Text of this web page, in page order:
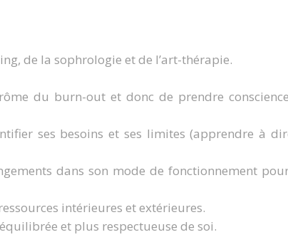
de la sophrologie et de l’art-thérapie.
du burn-out et donc de prendre
ses besoins et ses limites (apprendre à
dans son mode de fonctionnement
intérieures et extérieures.
et plus respectueuse de soi.